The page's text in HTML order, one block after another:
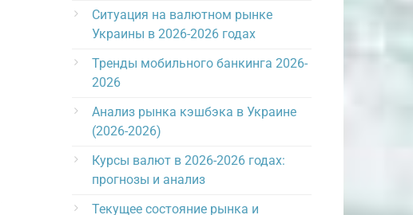
Ситуация на валютном рынке
Украины в 2026-2026 годах
Тренды мобильного банкинга 2026-
2026
Анализ рынка кэшбэка в Украине
(2026-2026)
Курсы валют в 2026-2026 годах:
прогнозы и анализ
Текущее состояние рынка и